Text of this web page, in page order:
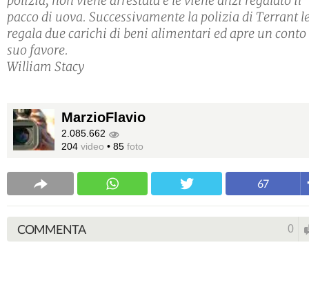
pacco di uova. Successivamente la polizia di Terrant
regala due carichi di beni alimentari ed apre un
suo favore.
William Stacy
MarzioFlavio
2.085.662
204 video • 85 foto
67
COMMENTA 0